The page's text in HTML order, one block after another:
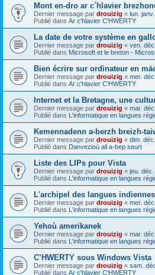
Mont en-dro ar c´hlavier
Dernier message par drouizig « lun.
Publié dans Ar c'hlavier C'HWERTY
La date de votre système en
Dernier message par drouizig « ven.
Publié dans Microsoft et le breton -
Bien écrire sur ordinateur en
Dernier message par drouizig « mer.
Publié dans Ar c'hlavier C'HWERTY
Internet et la Bretagne, une
Dernier message par drouizig « mar.
Publié dans L'informatique en langues
Kemennadenn a-berzh breizh-
Dernier message par drouizig « dim.
Publié dans Danvezioù all a-bep seurt
Liste des LIPs pour Vista
Dernier message par drouizig « jeu. déc.
Publié dans L'informatique en langues
L'archipel des langues indiennes
Dernier message par drouizig « mer.
Publié dans L'informatique en langues
Yehoù amerikanek
Dernier message par drouizig « mar.
Publié dans L'informatique en langues
C’HWERTY sous Windows Vista
Dernier message par drouizig « sam.
Publié dans Ar c'hlavier C'HWERTY